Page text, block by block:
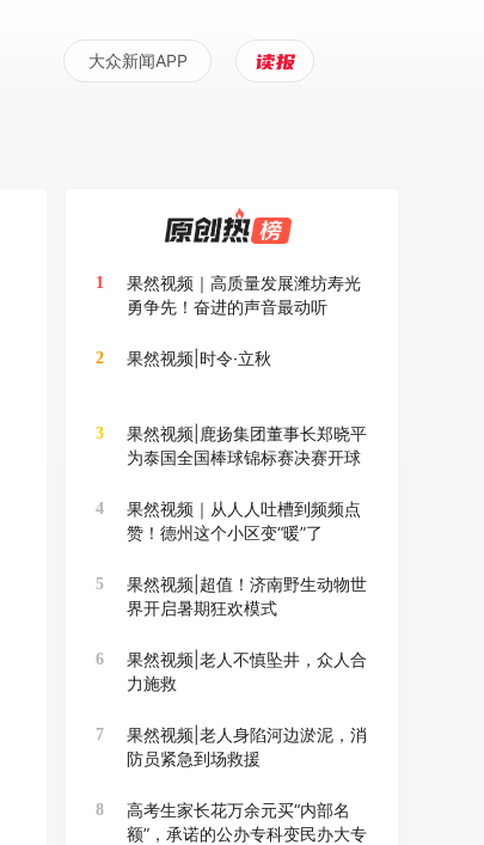
大众新闻APP
1
果然视频｜高质量发展潍坊寿光
勇争先！奋进的声音最动听
2 果然视频|时令·立秋
3
果然视频|鹿扬集团董事长郑晓平
为泰国全国棒球锦标赛决赛开球
4
果然视频｜从人人吐槽到频频点
赞！德州这个小区变“暖”了
5
果然视频|超值！济南野生动物世
界开启暑期狂欢模式
6
果然视频|老人不慎坠井，众人合
力施救
7
果然视频|老人身陷河边淤泥，消
防员紧急到场救援
8
高考生家长花万余元买“内部名
额”，承诺的公办专科变民办大专